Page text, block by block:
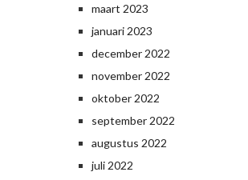
maart 2023
januari 2023
december 2022
november 2022
oktober 2022
september 2022
augustus 2022
juli 2022